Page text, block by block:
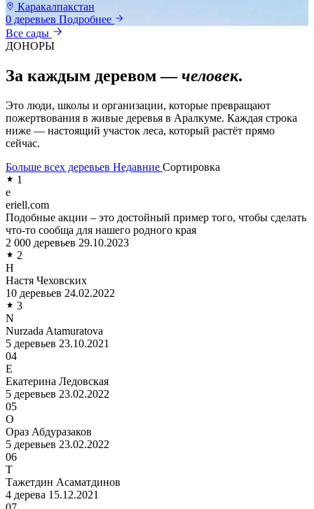
Каракалпакстан
0 деревьев Подробнее
Все сады
ДОНОРЫ
За каждым деревом —человек.
Это люди, школы и организации, которые превращают
пожертвования в живые деревья в Аралкуме. Каждая строка
ниже — настоящий участок леса, который растёт прямо
сейчас.
Больше всех деревьев Недавние Сортировка
1
e
eriell.com
Подобные акции – это достойный пример того, чтобы сделать
что-то сообща для нашего родного края
2 000 деревьев 29.10.2023
2
Н
Настя Чеховских
10 деревьев 24.02.2022
3
N
Nurzada Atamuratova
5 деревьев 23.10.2021
04
Е
Екатерина Ледовская
5 деревьев 23.02.2022
05
О
Ораз Абдуразаков
5 деревьев 23.02.2022
06
Т
Тажетдин Асаматдинов
4 дерева 15.12.2021